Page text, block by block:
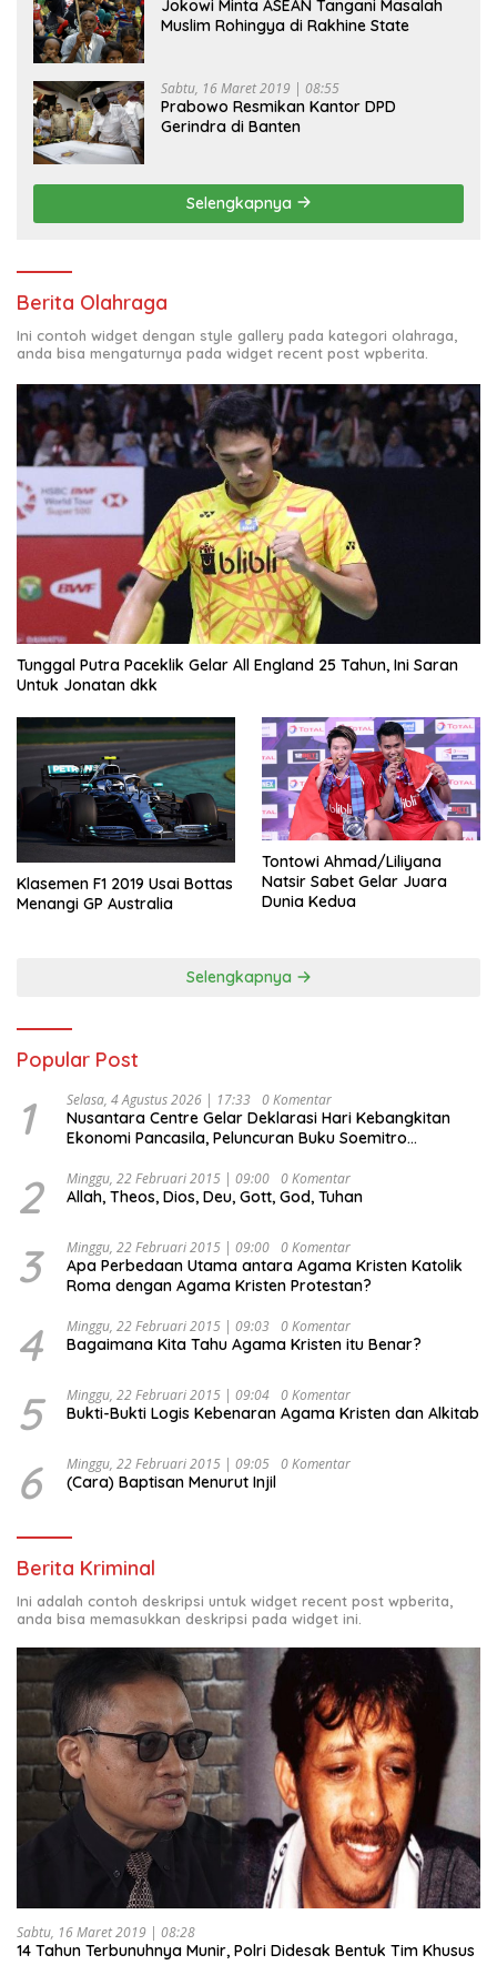
Jokowi Minta ASEAN Tangani Masalah
Muslim Rohingya di Rakhine State
Sabtu, 16 Maret 2019 | 08:55
Prabowo Resmikan Kantor DPD
Gerindra di Banten
Selengkapnya
Berita Olahraga
Ini contoh widget dengan style gallery pada kategori olahraga,
anda bisa mengaturnya pada widget recent post wpberita.
Tunggal Putra Paceklik Gelar All England 25 Tahun, Ini Saran
Untuk Jonatan dkk
Klasemen F1 2019 Usai Bottas
Menangi GP Australia
Tontowi Ahmad/Liliyana
Natsir Sabet Gelar Juara
Dunia Kedua
Selengkapnya
Popular Post
1 Selasa, 4 Agustus 2026 | 17:33 0 Komentar
Nusantara Centre Gelar Deklarasi Hari Kebangkitan
Ekonomi Pancasila, Peluncuran Buku Soemitro
Ekonomi Politik Indonesia) & Simposium Nasional
“Urgensi Undang-Undang Perekonomian Nasional dan
Indonesia Emas 2045”,
2 Minggu, 22 Februari 2015 | 09:00 0 Komentar
Allah, Theos, Dios, Deu, Gott, God, Tuhan
3 Minggu, 22 Februari 2015 | 09:00 0 Komentar
Apa Perbedaan Utama antara Agama Kristen Katolik
Roma dengan Agama Kristen Protestan?
4 Minggu, 22 Februari 2015 | 09:03 0 Komentar
Bagaimana Kita Tahu Agama Kristen itu Benar?
5 Minggu, 22 Februari 2015 | 09:04 0 Komentar
Bukti-Bukti Logis Kebenaran Agama Kristen dan Alkitab
6 Minggu, 22 Februari 2015 | 09:05 0 Komentar
(Cara) Baptisan Menurut Injil
Berita Kriminal
Ini adalah contoh deskripsi untuk widget recent post wpberita,
anda bisa memasukkan deskripsi pada widget ini.
Sabtu, 16 Maret 2019 | 08:28
14 Tahun Terbunuhnya Munir, Polri Didesak Bentuk Tim Khusus